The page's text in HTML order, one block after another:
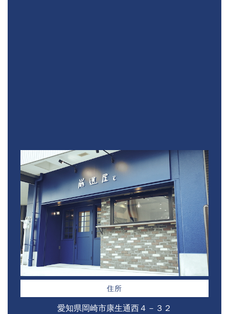
住所
愛知県岡崎市康生通西４－３２⁣